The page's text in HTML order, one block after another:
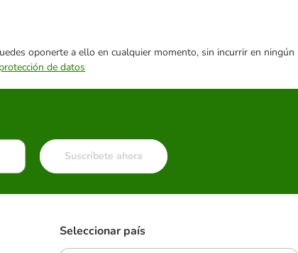
oponerte a ello en cualquier momento, sin incurrir en ningún
protección de datos
Suscríbete ahora
Seleccionar país